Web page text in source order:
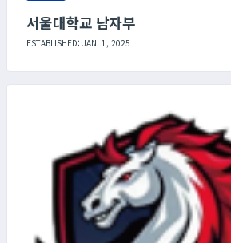
서울대학교 남자부
ESTABLISHED: JAN. 1, 2025